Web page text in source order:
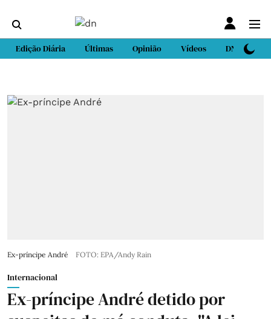
Edição Diária Últimas Opinião Vídeos DN Sport
Ex-príncipe André FOTO: EPA/Andy Rain
Internacional
Ex-príncipe André detido por